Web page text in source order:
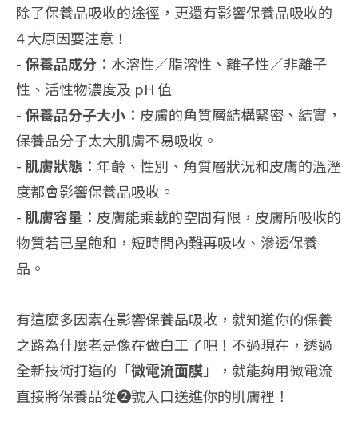
除了保養品吸收的途徑，更還有影響保養品吸收的
4 大原因要注意！
-保養品成分 ：水溶性／脂溶性、離子性／非離子
性、活性物濃度及 pH 值
-保養品分子大小 ：皮膚的角質層結構緊密、結實，
保養品分子太大肌膚不易吸收。
- 肌膚狀態 ：年齡、性別、角質層狀況和皮膚的溫溼
度都會影響保養品吸收。
- 肌膚容量 ：皮膚能乘載的空間有限，皮膚所吸收的
物質若已呈飽和，短時間內難再吸收、滲透保養
品。
有這麼多因素在影響保養品吸收，就知道你的保養
之路為什麼老是像在做白工了吧！不過現在，透過
全新技術打造的「微電流面膜」，就能夠用微電流
直接將保養品從❷號入口送進你的肌膚裡！